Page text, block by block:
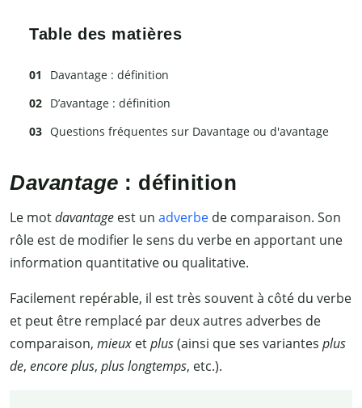
Table des matières
Davantage : définition
D’avantage : définition
Questions fréquentes sur Davantage ou d'avantage
Davantage : définition
Le motdavantage est un adverbe de comparaison. Son
rôle est de modifier le sens du verbe en apportant une
information quantitative ou qualitative.
Facilement repérable, il est très souvent à côté du verbe
et peut être remplacé par deux autres adverbes de
comparaison, mieux etplus(ainsi que ses variantes plus
de, encore plus, plus longtemps, etc.).